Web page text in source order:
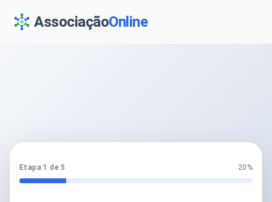
AssociaçãoOnline
Etapa 1 de 5 20%